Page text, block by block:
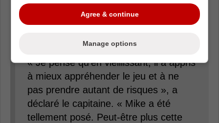
expliqué pourquoi il a eu un tel impact
« Je pense qu'en vieillissant, il a appris
à mieux appréhender le jeu et à ne
pas prendre autant de risques », a
déclaré le capitaine. « Mike a été
tellement posé. Peut-être plus cette
Agree & continue
Manage options